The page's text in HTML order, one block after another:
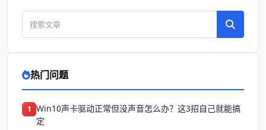
热门问题
1 Win10声卡驱动正常但没声音怎么办？这3招自己就能搞
定